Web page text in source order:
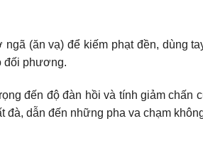
(ăn vạ) để kiếm phạt đền, dùng
đối phương.
đến độ đàn hồi và tính giảm chấn
dẫn đến những pha va chạm